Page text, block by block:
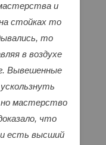
и
стойках то
то
в воздухе
Вывешенные
мастерство
что
есть высший